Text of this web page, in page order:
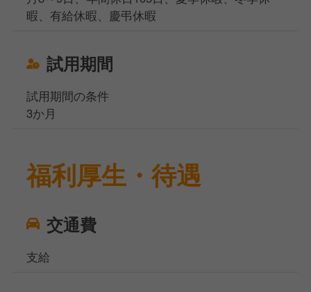
暇、有給休暇、慶弔休暇
試用期間
試用期間の条件
3か月
福利厚生・待遇
交通費
支給